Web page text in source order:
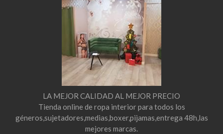
LA MEJOR CALIDAD AL MEJOR PRECIO
Tienda online de ropa interior para todos los
géneros,sujetadores,medias,boxer,pijamas,entrega 48h,las
mejores marcas.